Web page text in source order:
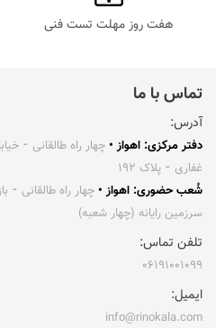
هفت روز مهلت تست فنی
تماس با ما
آدرس:
دفتر مرکزی: اهواز • چهار راه طالقانی ⁃
غفاری ⁃ پلاک ۱۹۲
شُعب حضوری: اهواز • چهار راه طالقانی ⁃
سرزمین رایانه (چهار شعبه)
تلفن تماس:
۰۶۱۹۱۰۰۱۰۹۹
ایمیل:
info@rinokala.com